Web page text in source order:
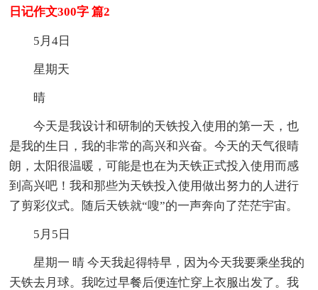
日记作文300字 篇2
5月4日
星期天
晴
今天是我设计和研制的天铁投入使用的第一天，也
是我的生日，我的非常的高兴和兴奋。今天的天气很晴
朗，太阳很温暖，可能是也在为天铁正式投入使用而感
到高兴吧！我和那些为天铁投入使用做出努力的人进行
了剪彩仪式。随后天铁就“嗖”的一声奔向了茫茫宇宙。
5月5日
星期一 晴 今天我起得特早，因为今天我要乘坐我的
天铁去月球。我吃过早餐后便连忙穿上衣服出发了。我